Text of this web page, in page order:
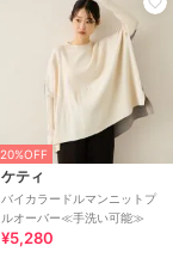
20%OFF
ケティ
バイカラードルマンニットプ
ルオーバー≪手洗い可能≫
¥5,280